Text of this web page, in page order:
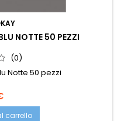
NOTTE 50 PEZZI
(0)
Notte 50 pezzi
carrello